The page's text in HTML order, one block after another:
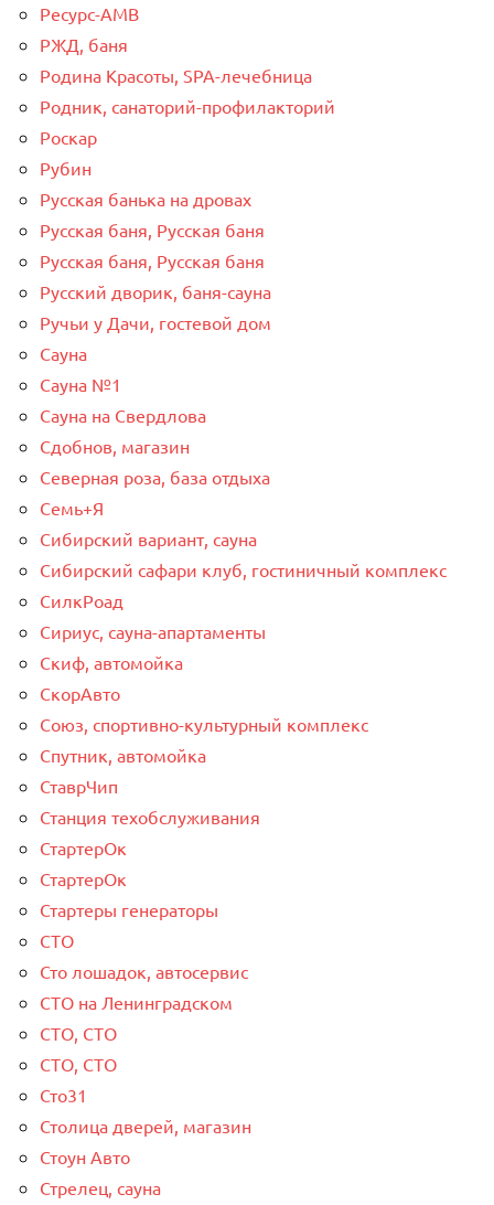
Ресурс-AMB
РЖД, баня
Родина Красоты, SPA-лечебница
Родник, санаторий-профилакторий
Роскар
Рубин
Русская банька на дровах
Русская баня, Русская баня
Русская баня, Русская баня
Русский дворик, баня-сауна
Ручьи у Дачи, гостевой дом
Сауна
Сауна №1
Сауна на Свердлова
Сдобнов, магазин
Северная роза, база отдыха
Семь+Я
Сибирский вариант, сауна
Сибирский сафари клуб, гостиничный комплекс
СилкРоад
Сириус, сауна-апартаменты
Скиф, автомойка
СкорАвто
Союз, спортивно-культурный комплекс
Спутник, автомойка
СтаврЧип
Станция техобслуживания
СтартерОк
СтартерОк
Стартеры генераторы
СТО
Сто лошадок, автосервис
СТО на Ленинградском
СТО, СТО
СТО, СТО
Сто31
Столица дверей, магазин
Стоун Авто
Стрелец, сауна